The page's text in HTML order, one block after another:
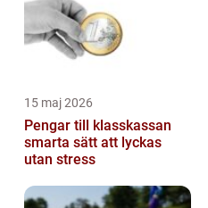
15 maj 2026
Pengar till klasskassan
smarta sätt att lyckas
utan stress